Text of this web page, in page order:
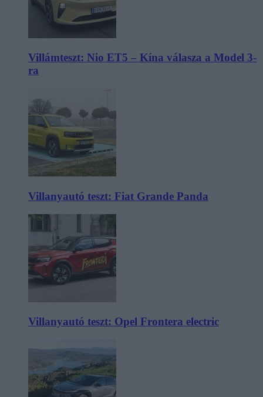
Villámteszt: Nio ET5 – Kína válasza a Model 3-
ra
Villanyautó teszt: Fiat Grande Panda
Villanyautó teszt: Opel Frontera electric